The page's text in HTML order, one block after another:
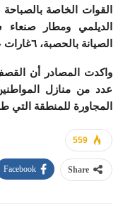
الصيانة بالحصبة، ٦غارات على النهدين وعطان،
واكدت المصادر أن
عدد من منازل
المجاورة للمنطقة التي
559
Share
Facebook